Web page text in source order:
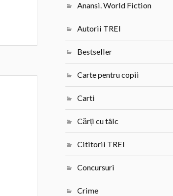
Anansi. World Fiction
Autorii TREI
Bestseller
Carte pentru copii
Carti
Cărți cu tâlc
Cititorii TREI
Concursuri
Crime